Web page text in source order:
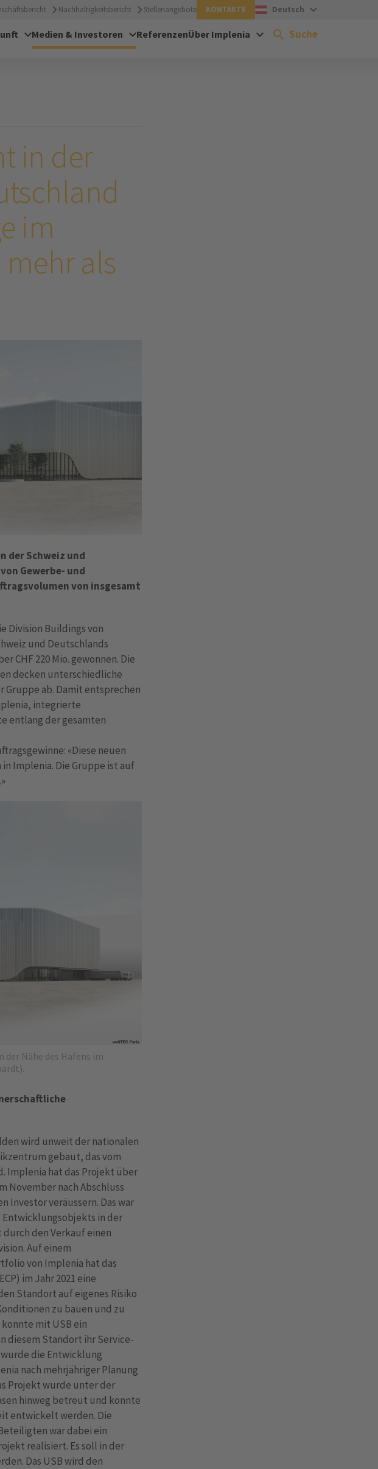
Nachhaltigkeitsbericht Stellenangebote KONTAKTE Deutsch
Medien & Investoren ReferenzenÜber Implenia Suche
in der
im
als
der Schweiz und
Gewerbe- und
von insgesamt
Division Buildings von
und Deutschlands
CHF 220 Mio. gewonnen. Die
decken unterschiedliche
Gruppe ab. Damit entsprechen
integrierte
entlang der gesamten
«Diese neuen
Implenia. Die Gruppe ist auf
der Nähe des Hafens im
wird unweit der nationalen
gebaut, das vom
Implenia hat das Projekt über
November nach Abschluss
Investor veräussern. Das war
in der
den Verkauf einen
Auf einem
von Implenia hat das
im Jahr 2021 eine
Standort auf eigenes Risiko
zu bauen und zu
mit USB ein
diesem Standort ihr Service-
die Entwicklung
nach mehrjähriger Planung
Projekt wurde unter der
hinweg betreut und konnte
entwickelt werden. Die
war dabei ein
realisiert. Es soll in der
Das USB wird den